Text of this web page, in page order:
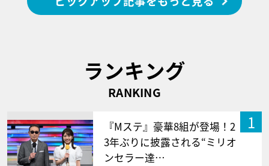
ランキング
RANKING
1
『Mステ』豪華8組が登場！2
3年ぶりに披露される“ミリオ
ンセラー達…